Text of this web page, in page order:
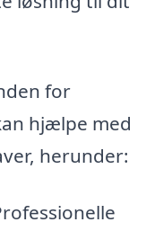
for
hjælpe med
herunder: